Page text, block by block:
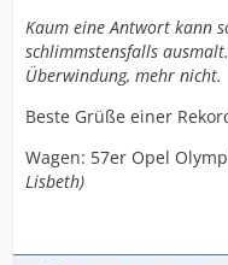
Kaum eine Antwort kann
schlimmstensfalls
Überwindung, mehr nicht.
Beste Grüße einer
Wagen: 57er Opel
Lisbeth)